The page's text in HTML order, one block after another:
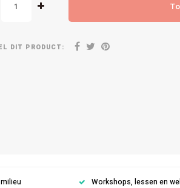
DIT PRODUCT:
Workshops, lessen en